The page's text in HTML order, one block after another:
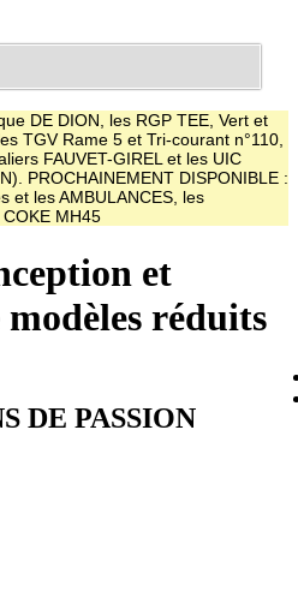
DE DION, les RGP TEE, Vert et
TGV Rame 5 et Tri-courant n°110,
FAUVET-GIREL et les UIC
PROCHAINEMENT DISPONIBLE :
et les AMBULANCES, les
MH45
et
réduits
DE PASSION